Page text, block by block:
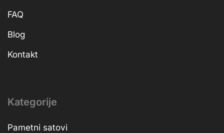
FAQ
Blog
Kontakt
Kategorije
Pametni satovi